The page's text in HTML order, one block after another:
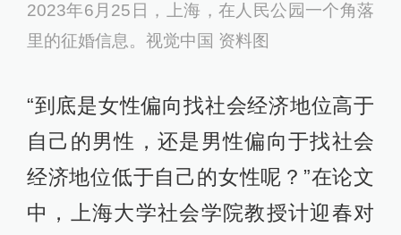
2023年6月25日，上海，在人民公园一个角落
里的征婚信息。视觉中国 资料图
“到底是女性偏向找社会经济地位高于
自己的男性，还是男性偏向于找社会
经济地位低于自己的女性呢？”在论文
中，上海大学社会学院教授计迎春对